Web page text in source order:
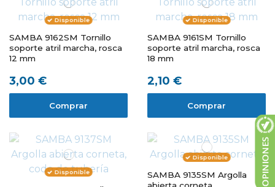
Disponible
SAMBA 9162SM Tornillo
soporte atril marcha, rosca
12 mm
3,00 €
Comprar
Disponible
SAMBA 9161SM Tornillo
soporte atril marcha, rosca
18 mm
2,10 €
Comprar
Disponible
Disponible
SAMBA 9135SM Argolla
abierta corneta